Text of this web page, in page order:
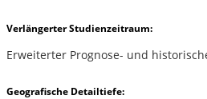
Verlängerter Studienzeitraum:
Erweiterter Prognose- und
Geografische Detailtiefe: